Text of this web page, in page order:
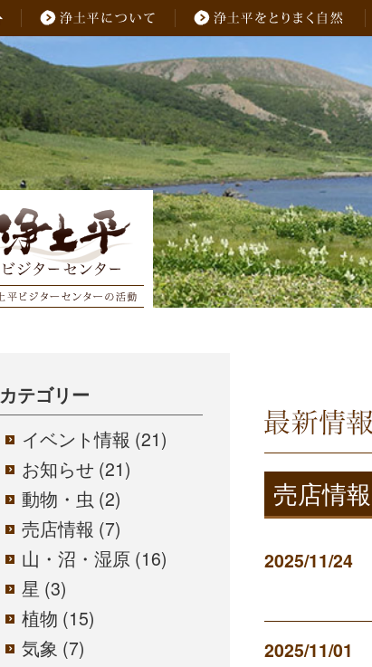
カテゴリー
イベント情報 (21)
お知らせ (21)
動物・虫 (2)
売店情報 (7)
山・沼・湿原 (16)
星 (3)
植物 (15)
気象 (7)
冬の売店
売店情報
2025/11/24
2025/11/01